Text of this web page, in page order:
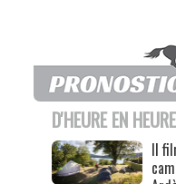
D'HEURE EN HEURE
Il